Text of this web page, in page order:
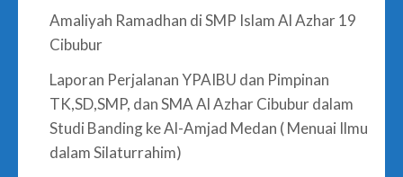
Amaliyah Ramadhan di SMP Islam Al Azhar 19
Cibubur
Laporan Perjalanan YPAIBU dan Pimpinan
TK,SD,SMP, dan SMA Al Azhar Cibubur dalam
Studi Banding ke Al-Amjad Medan ( Menuai Ilmu
dalam Silaturrahim)